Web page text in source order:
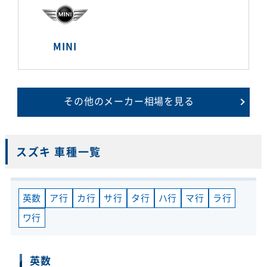
MINI
その他のメーカー相場を見る
スズキ 車種一覧
英数 ア行 カ行 サ行 タ行 ハ行 マ行
ラ行
ワ行
英数